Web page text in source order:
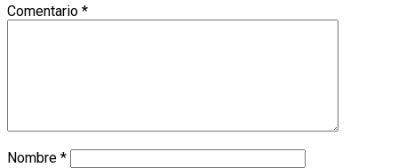
Comentario *
Nombre *